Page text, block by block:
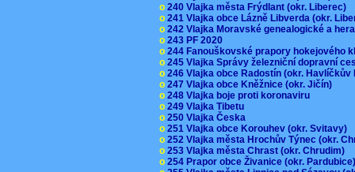
o 240 Vlajka města Frýdlant (okr. Liberec)
o 241 Vlajka obce Lázně Libverda (okr.
o 242 Vlajka Moravské genealogické a
o 243 PF 2020
o 244 Fanouškovské prapory hokejového
o 245 Vlajka Správy železniční dopravní
o 246 Vlajka obce Radostín (okr.
o 247 Vlajka obce Kněžnice (okr. Jičín)
o 248 Vlajka boje proti koronaviru
o 249 Vlajka Tibetu
o 250 Vlajka Česka
o 251 Vlajka obce Korouhev (okr. Svitavy)
o 252 Vlajka města Hrochův Týnec (okr.
o 253 Vlajka města Chrast (okr. Chrudim)
o 254 Prapor obce Živanice (okr.